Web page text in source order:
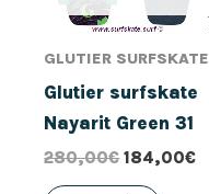
GLUTIER SURFSKATE
Glutier surfskate
Nayarit Green 31
280,00€ 184,00€